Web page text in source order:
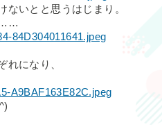
ないとと思うはじまり。
……
れになり、